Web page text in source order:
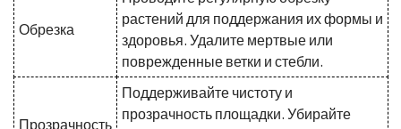
Обрезка
растений для поддержания их формы и
здоровья. Удалите мертвые или
поврежденные ветки и стебли.
Прозрачность
Поддерживайте чистоту и
прозрачность площадки. Убирайте